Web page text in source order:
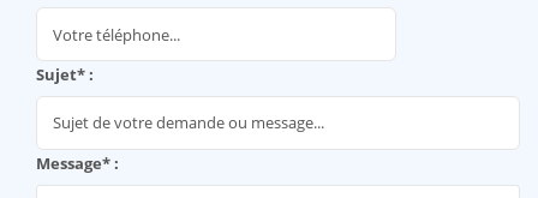
Sujet* :
Message* :